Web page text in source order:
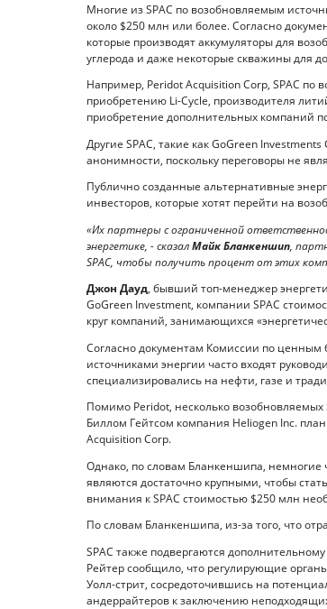
Многие из SPAC по возобновляемым
около $250 млн или более. Согласно
которые производят аккумуляторы для
углерода и даже некоторые скважины для
Например, Peridot Acquisition Corp, SPAC по
приобретению Li-Cycle, производителя
приобретение дополнительных компаний
Другие SPAC, такие как GoGreen
анонимности, поскольку переговоры не
Публично созданные альтернативные
инвесторов, которые хотят перейти на
«Их партнеры с ограниченной
энергетике, - сказалМайк Бланкеншип,
SPAC, чтобы получить процент от этих
Джон Дауд, бывший топ-менеджер
GoGreen Investment, компании SPAC
круг компаний, занимающихся
Согласно документам Комиссии по ценным
источниками энергии часто входят
специализировались на нефти, газе и
Помимо Peridot, несколько
Биллом Гейтсом компания Heliogen Inc.
Acquisition Corp.
Однако, по словам Бланкеншипа,
являются достаточно крупными, чтобы
внимания к SPAC стоимостью $250 млн
По словам Бланкеншипа, из-за того, что
SPAC также подвергаются
Рейтер сообщило, что регулирующие
Уолл-стрит, сосредоточившись на
андеррайтеров к заключению